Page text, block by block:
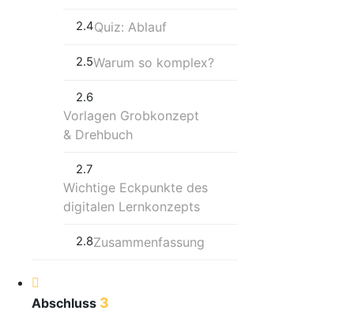
2.4Quiz: Ablauf
2.5Warum so komplex?
2.6
Vorlagen Grobkonzept
& Drehbuch
2.7
Wichtige Eckpunkte des
digitalen Lernkonzepts
2.8Zusammenfassung
Abschluss 3